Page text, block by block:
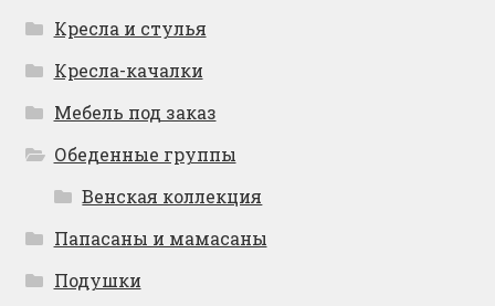
Кресла и стулья
Кресла-качалки
Мебель под заказ
Обеденные группы
Венская коллекция
Папасаны и мамасаны
Подушки